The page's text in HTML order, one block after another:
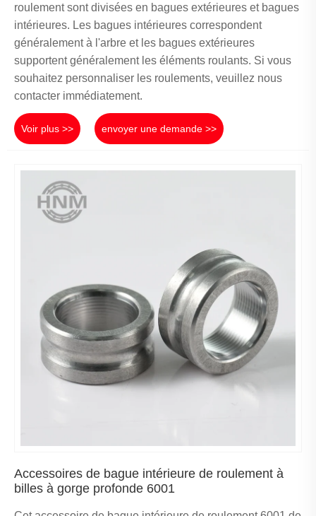
roulement sont divisées en bagues extérieures et bagues
intérieures. Les bagues intérieures correspondent
généralement à l'arbre et les bagues extérieures
supportent généralement les éléments roulants. Si vous
souhaitez personnaliser les roulements, veuillez nous
contacter immédiatement.
Voir plus >> envoyer une demande >>
Accessoires de bague intérieure de roulement à
billes à gorge profonde 6001